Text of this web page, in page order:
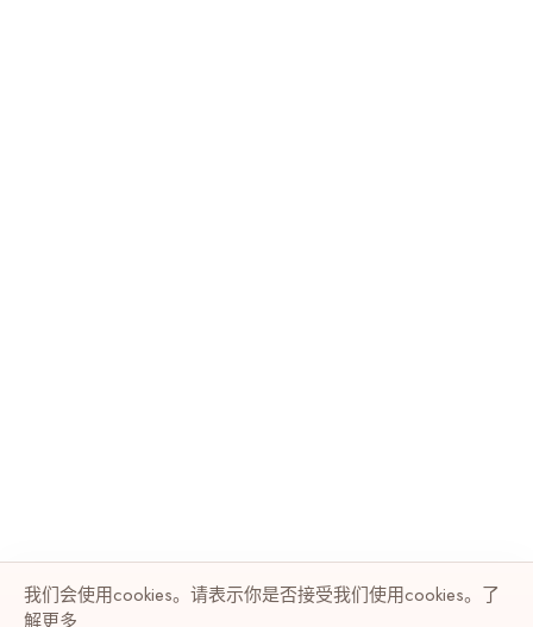
我们会使用cookies。请表示你是否接受我们使用cookies。了
解更多